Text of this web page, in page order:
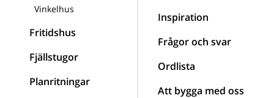
Vinkelhus
Fritidshus
Fjällstugor
Planritningar
Inspiration
Frågor och svar
Ordlista
Att bygga med oss